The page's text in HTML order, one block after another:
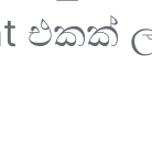
එකක්